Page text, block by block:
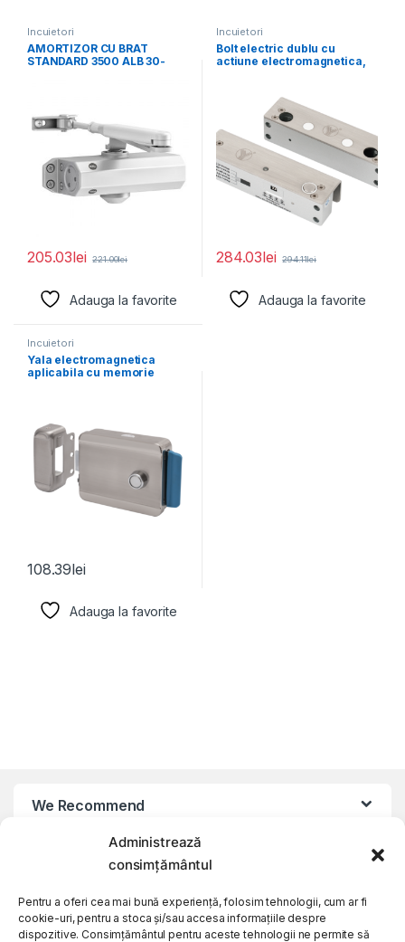
Administrează
consimțământul
Pentru a oferi cea mai bună experiență, folosim tehnologii, cum ar fi
cookie-uri, pentru a stoca și/sau accesa informațiile despre
dispozitive. Consimțământul pentru aceste tehnologii ne permite să
Incuietori
AMORTIZOR CU BRAT
STANDARD 3500 ALB 30-
205.03lei 221.00lei
Adauga la favorite
Incuietori
Bolt electric dublu cu
actiune electromagnetica,
284.03lei 294.11lei
Adauga la favorite
Incuietori
Yala electromagnetica
aplicabila cu memorie
108.39lei
Adauga la favorite
We Recommend
My Account
Customer Care